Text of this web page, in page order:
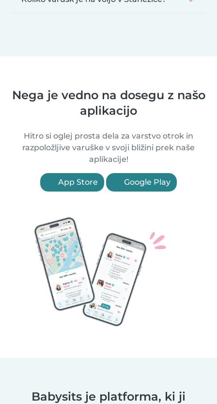
Nega je vedno na dosegu z našo
aplikacijo
Hitro si oglej prosta dela za varstvo otrok in
razpoložljive varuške v svoji bližini prek naše
aplikacije!
App Store Google Play
Babysits je platforma, ki ji